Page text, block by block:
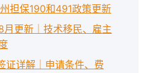
担保190和491政策更新
更新｜技术移民、雇主
证详解｜申请条件、费